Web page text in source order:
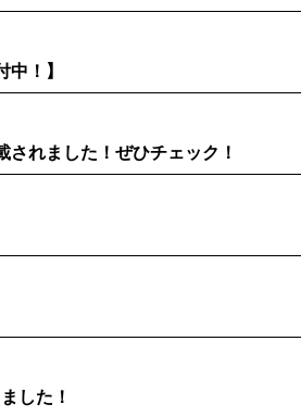
中！】
れました！ぜひチェック！
した！